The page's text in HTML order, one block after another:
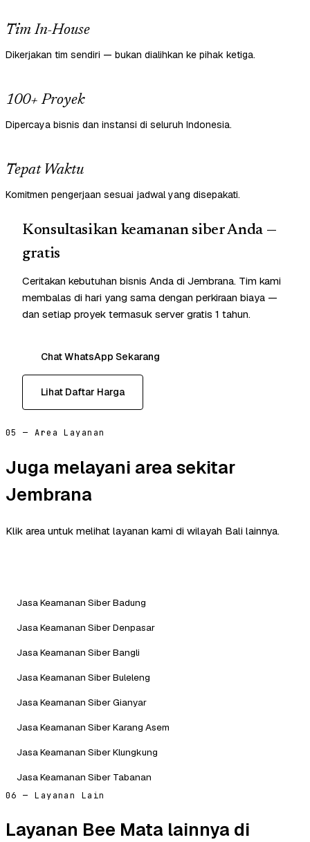
Tim In-House
Dikerjakan tim sendiri — bukan dialihkan ke pihak ketiga.
100+ Proyek
Dipercaya bisnis dan instansi di seluruh Indonesia.
Tepat Waktu
Komitmen pengerjaan sesuai jadwal yang disepakati.
Konsultasikan keamanan siber Anda —
gratis
Ceritakan kebutuhan bisnis Anda di Jembrana. Tim kami
membalas di hari yang sama dengan perkiraan biaya —
dan setiap proyek termasuk server gratis 1 tahun.
Chat WhatsApp Sekarang
Lihat Daftar Harga
05 — Area Layanan
Juga melayani area sekitar
Jembrana
Klik area untuk melihat layanan kami di wilayah Bali lainnya.
Jasa Keamanan Siber Badung
Jasa Keamanan Siber Denpasar
Jasa Keamanan Siber Bangli
Jasa Keamanan Siber Buleleng
Jasa Keamanan Siber Gianyar
Jasa Keamanan Siber Karang Asem
Jasa Keamanan Siber Klungkung
Jasa Keamanan Siber Tabanan
06 — Layanan Lain
Layanan Bee Mata lainnya di